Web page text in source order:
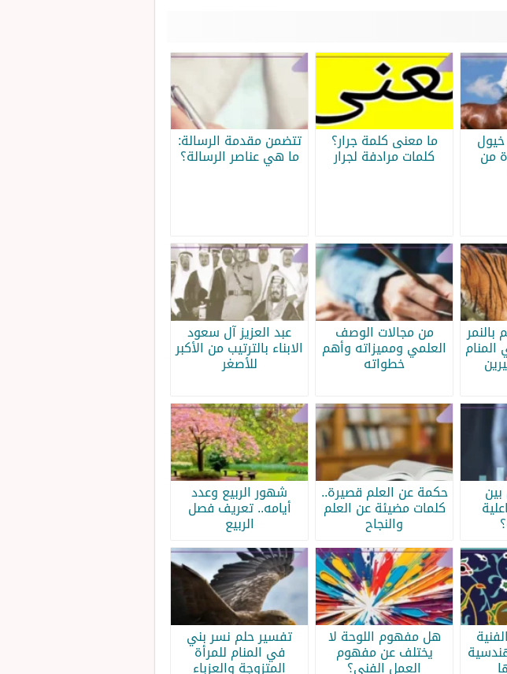
من
ما معنى كلمة جرار؟
كلمات مرادفة لجرار
تتضمن مقدمة الرسالة:
ما هي عناصر الرسالة؟
بالنمر من مجالات الوصف
العلمي ومميزاته وأهم
خطواته
عبد العزيز آل سعود
الابناء بالترتيب من الأكبر
للأصغر
حكمة عن العلم قصيرة..
كلمات مضيئة عن العلم
والنجاح
شهور الربيع وعدد
أيامه.. تعريف فصل
الربيع
هل مفهوم اللوحة لا
يختلف عن مفهوم
العمل الفني؟
تفسير حلم نسر بني
في المنام للمرأة
المتزوجة والعزباء